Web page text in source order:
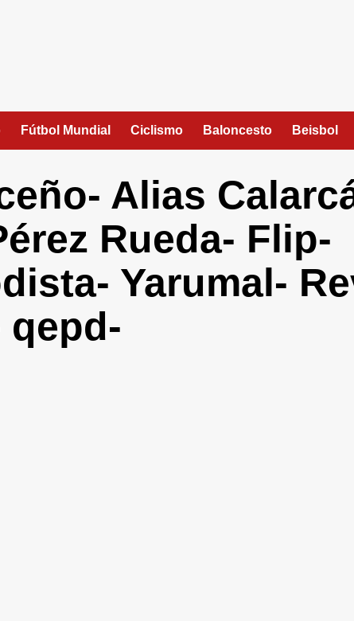
Fútbol Mundial Ciclismo Baloncesto Beisbol
Alias
Rueda- Flip-
Yarumal-
qepd-